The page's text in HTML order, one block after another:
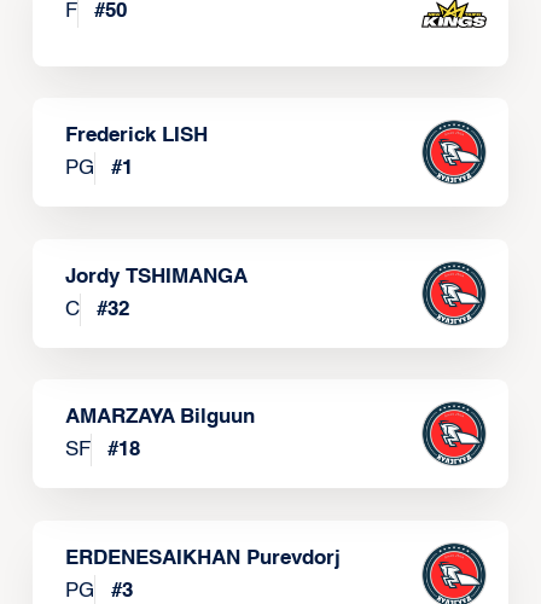
F #50
Frederick LISH
PG
#1
Jordy TSHIMANGA
C
#32
AMARZAYA Bilguun
SF
#18
ERDENESAIKHAN Purevdorj
PG
#3